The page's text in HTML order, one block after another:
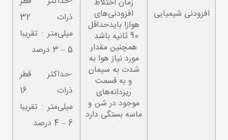
افزودنی شیمیایی
افزودنی‌های
هوازا بایدحداقل
90 ثانیه باشد .
همچنین مقدار
مورد نیاز هوا به
شدت به سیمان
و به قسمت
ریزدانه‌های
موجود در شن و
ماسه بستگی دارد
.
ذرات 32
میلی‌متر : تقریبا
5 – 3 درصد
-حداکثر قطر
ذرات 16
میلی‌متر : تقریبا
6 – 4 درصد